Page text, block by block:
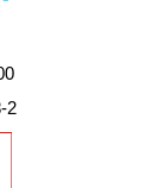
2